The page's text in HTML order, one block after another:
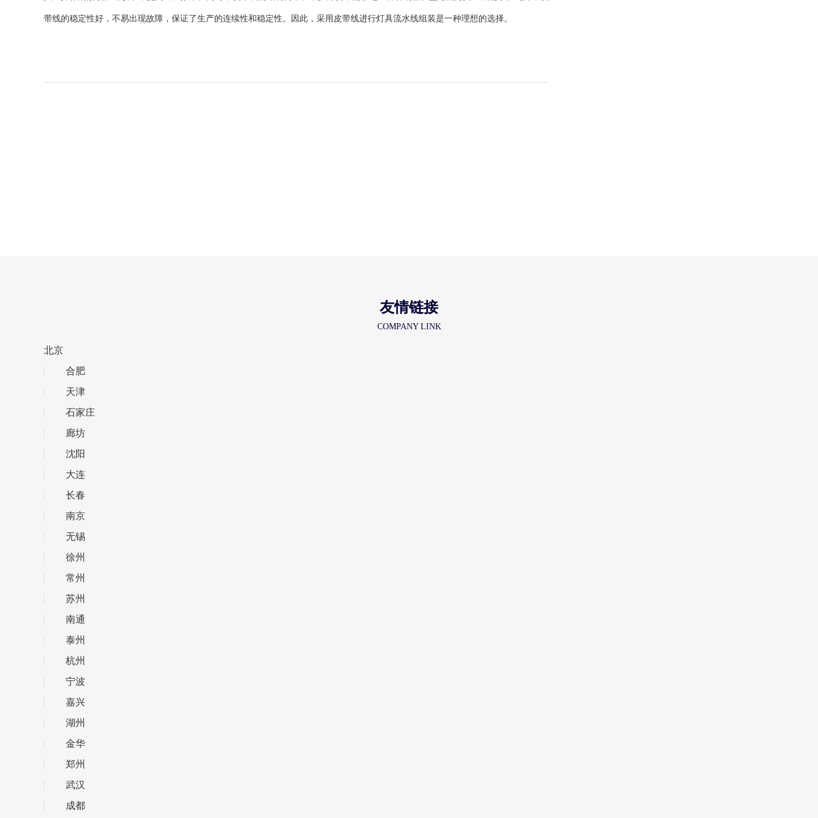
带线的稳定性好，不易出现故障，保证了生产的连续性和稳定性。因此，采用皮带线进行灯具流水线组装是一种理想的选择。
友情链接
COMPANY LINK
北京
合肥
天津
石家庄
廊坊
沈阳
大连
长春
南京
无锡
徐州
常州
苏州
南通
泰州
杭州
宁波
嘉兴
湖州
金华
郑州
武汉
成都